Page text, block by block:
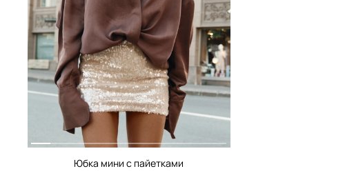
Юбка мини с пайетками